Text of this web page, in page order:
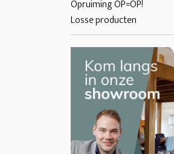
Opruiming OP=OP!
Losse producten